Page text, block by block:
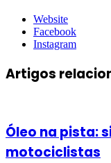
Website
Facebook
Instagram
Artigos
Óleo na pista:
motociclistas